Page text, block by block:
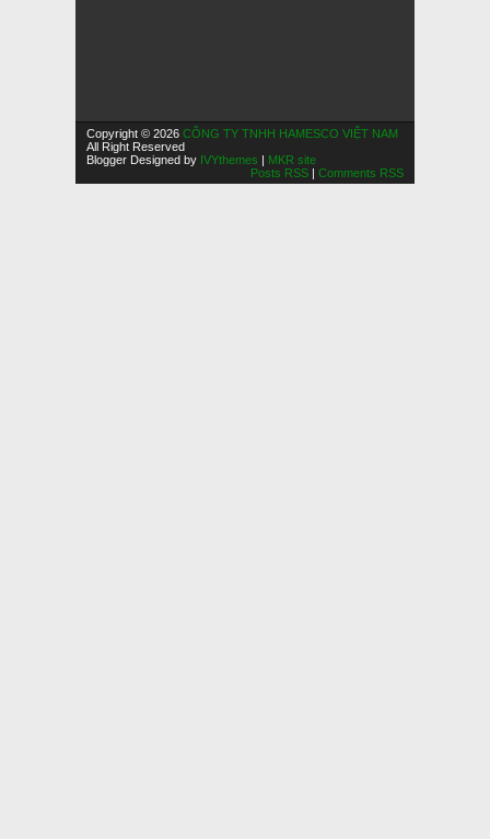
Copyright © 2026 CÔNG TY TNHH HAMESCO VIỆT NAM
All Right Reserved
Blogger Designed by IVYthemes
MKR site
Posts RSS
Comments RSS